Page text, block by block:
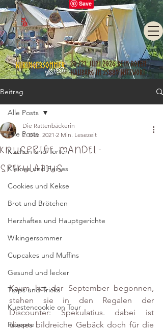
Beitrag
Alle Posts
Kuchen und Torten
Kleines und Feines
Cookies und Kekse
Brot und Brötchen
Herzhaftes und Hauptgerichte
Wikingersommer
Cupcakes und Muffins
Gesund und lecker
Tipps und Tricks
Kuestencookie on Tour
Rezepte
Alle Posts
Knusprige Mandel-
Spekulatius
Die Rattenbäckerin
2. Dez. 2021 2 Min. Lesezeit
Kaum hat der September begonnen,
stehen sie in den Regalen der
Discounter: Spekulatius. dabei ist
dieses bildreiche Gebäck doch für die